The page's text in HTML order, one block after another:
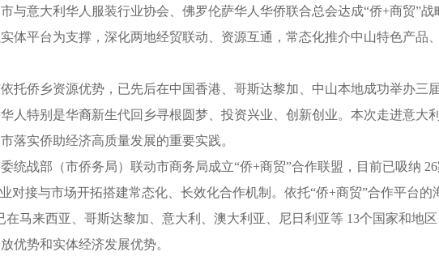
意大利华人服装行业协会、佛罗伦萨华人华侨联合总会达成“侨+商贸”战
体平台为支撑，深化两地经贸联动、资源互通，常态化推介中山特色产品
侨乡资源优势，已先后在中国香港、哥斯达黎加、中山本地成功举办三
人特别是华裔新生代回乡寻根圆梦、投资兴业、创新创业。本次走进意大
落实侨助经济高质量发展的重要实践。
战部（市侨务局）联动市商务局成立“侨+商贸”合作联盟，目前已吸纳
对接与市场开拓搭建常态化、长效化合作机制。依托“侨+商贸”合作平台
在马来西亚、哥斯达黎加、意大利、澳大利亚、尼日利亚等 13个国家和地
优势和实体经济发展优势。